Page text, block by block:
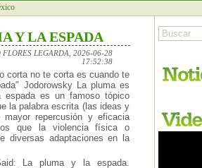
Y LA ESPADA
FLORES LEGARDA, 2026-06-28
17:52:38
corta no te corta es cuando te
Jodorowsky La pluma es
espada es un famoso tópico
la palabra escrita (las ideas y
mayor repercusión y eficacia
que la violencia física o
diversas adaptaciones en la
La pluma y la espada.